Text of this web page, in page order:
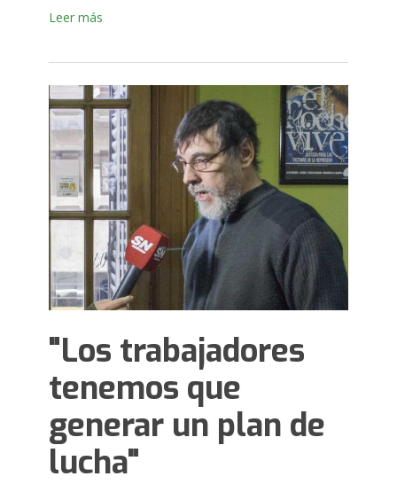
Leer más
"Los trabajadores
tenemos que
generar un plan de
lucha"